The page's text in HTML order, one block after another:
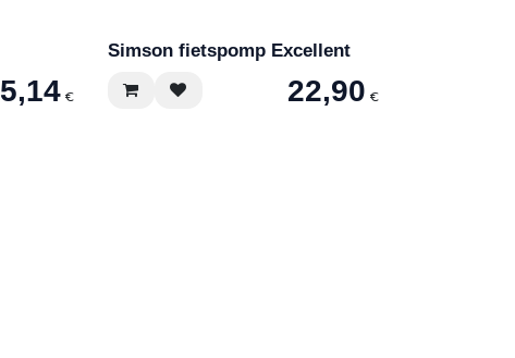
5,14 €
Simson fietspomp Excellent
22,90 €